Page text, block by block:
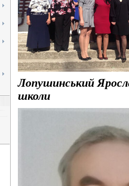
Лопушинський
школи